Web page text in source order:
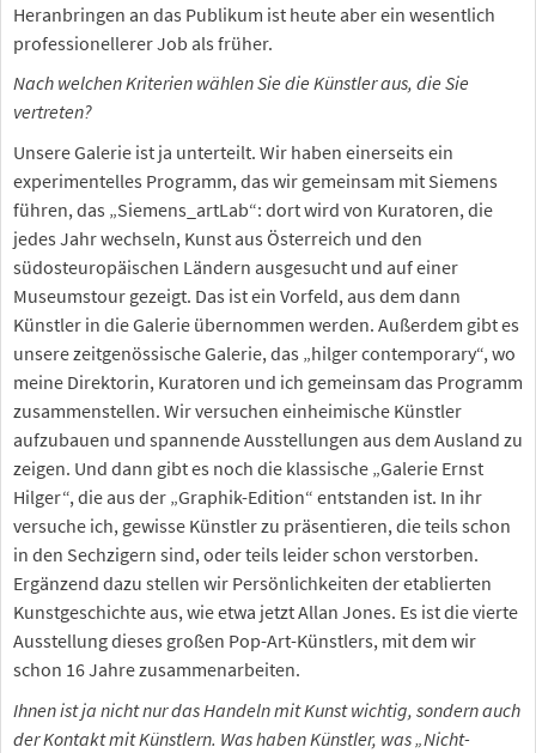
Heranbringen an das Publikum ist heute aber ein wesentlich
professionellerer Job als früher.
Nach welchen Kriterien wählen Sie die Künstler aus, die Sie
vertreten?
Unsere Galerie ist ja unterteilt. Wir haben einerseits ein
experimentelles Programm, das wir gemeinsam mit Siemens
führen, das „Siemens_artLab“: dort wird von Kuratoren, die
jedes Jahr wechseln, Kunst aus Österreich und den
südosteuropäischen Ländern ausgesucht und auf einer
Museumstour gezeigt. Das ist ein Vorfeld, aus dem dann
Künstler in die Galerie übernommen werden. Außerdem gibt es
unsere zeitgenössische Galerie, das „hilger contemporary“, wo
meine Direktorin, Kuratoren und ich gemeinsam das Programm
zusammenstellen. Wir versuchen einheimische Künstler
aufzubauen und spannende Ausstellungen aus dem Ausland zu
zeigen. Und dann gibt es noch die klassische „Galerie Ernst
Hilger“, die aus der „Graphik-Edition“ entstanden ist. In ihr
versuche ich, gewisse Künstler zu präsentieren, die teils schon
in den Sechzigern sind, oder teils leider schon verstorben.
Ergänzend dazu stellen wir Persönlichkeiten der etablierten
Kunstgeschichte aus, wie etwa jetzt Allan Jones. Es ist die vierte
Ausstellung dieses großen Pop-Art-Künstlers, mit dem wir
schon 16 Jahre zusammenarbeiten.
Ihnen ist ja nicht nur das Handeln mit Kunst wichtig, sondern auch
der Kontakt mit Künstlern. Was haben Künstler, was „Nicht-